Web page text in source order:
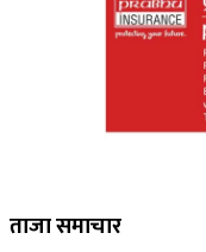
ताजा समाचार